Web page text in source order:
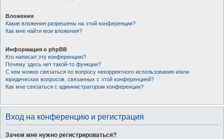
Вложения
Какие вложения разрешены на этой конференции?
Как мне найти мои вложения?
Информация о phpBB
Кто написал эту конференцию?
Почему здесь нет такой-то функции?
С кем можно связаться по вопросу некорректного использования и/или
юридических вопросов, связанных с этой конференцией?
Как мне связаться с администратором конференции?
Вход на конференцию и регистрация
Зачем мне нужно регистрироваться?